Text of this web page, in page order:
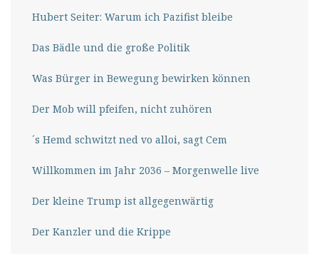
Hubert Seiter: Warum ich Pazifist bleibe
Das Bädle und die große Politik
Was Bürger in Bewegung bewirken können
Der Mob will pfeifen, nicht zuhören
´s Hemd schwitzt ned vo alloi, sagt Cem
Willkommen im Jahr 2036 – Morgenwelle live
Der kleine Trump ist allgegenwärtig
Der Kanzler und die Krippe